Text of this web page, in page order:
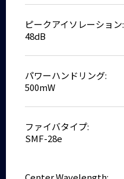
ピークアイソレーション:
48dB
パワーハンドリング:
500mW
ファイバタイプ:
SMF-28e